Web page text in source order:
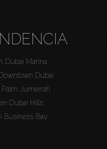
Dubai Marina
Dubai
Jumeirah
Dubai Hills
Business Bay